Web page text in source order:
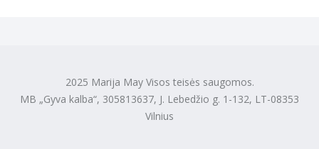
2025 Marija May Visos teisės saugomos.
MB „Gyva kalba“, 305813637, J. Lebedžio g. 1-132, LT-08353
Vilnius